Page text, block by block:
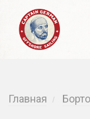
Главная /